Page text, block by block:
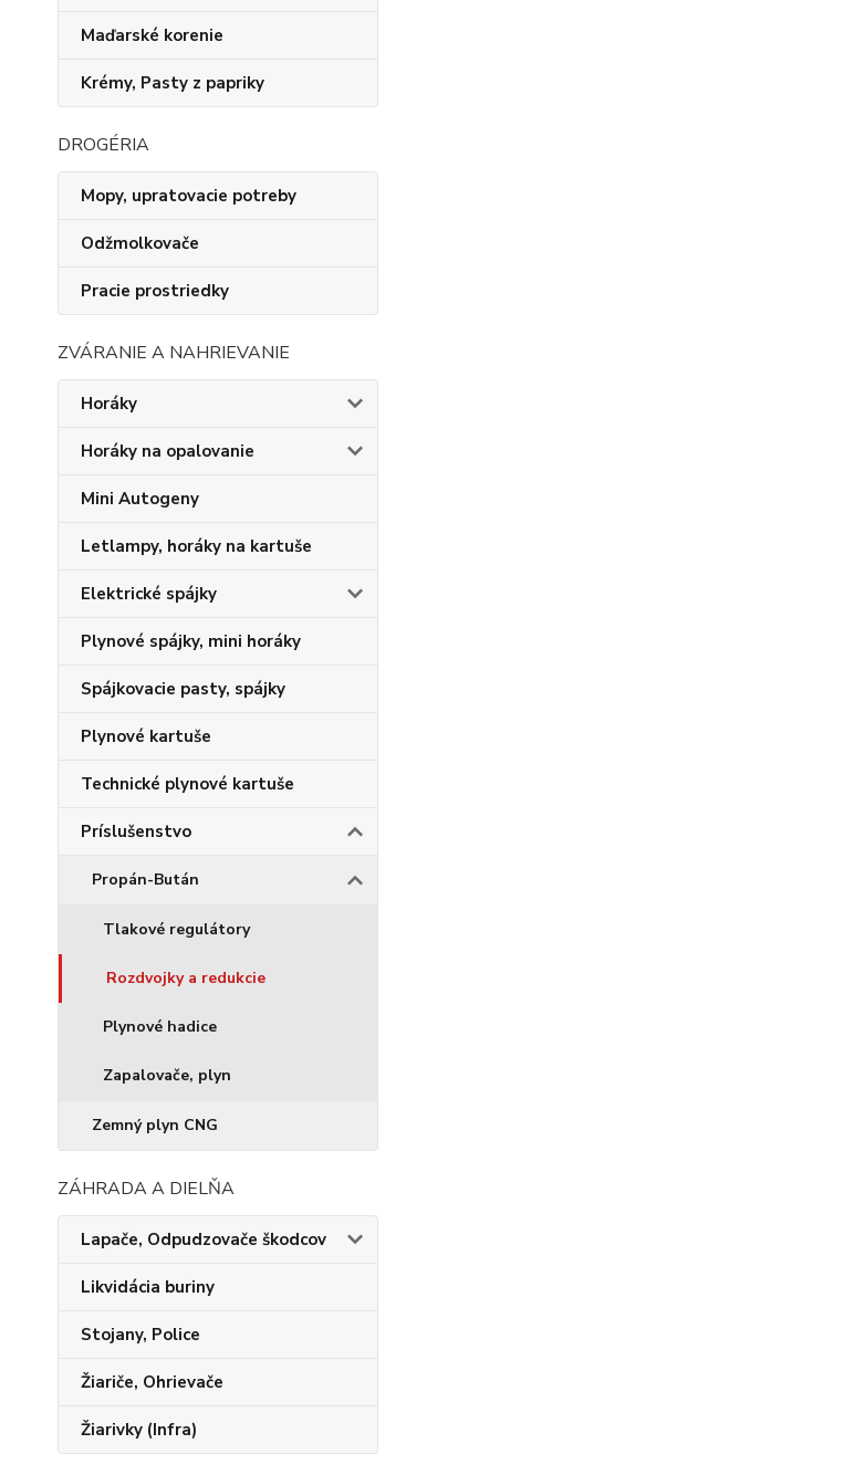
Maďarské korenie
Krémy, Pasty z papriky
DROGÉRIA
Mopy, upratovacie potreby
Odžmolkovače
Pracie prostriedky
ZVÁRANIE A NAHRIEVANIE
Horáky
Horáky na opalovanie
Mini Autogeny
Letlampy, horáky na kartuše
Elektrické spájky
Plynové spájky, mini horáky
Spájkovacie pasty, spájky
Plynové kartuše
Technické plynové kartuše
Príslušenstvo
Propán-Bután
Tlakové regulátory
Rozdvojky a redukcie
Plynové hadice
Zapalovače, plyn
Zemný plyn CNG
ZÁHRADA A DIELŇA
Lapače, Odpudzovače škodcov
Likvidácia buriny
Stojany, Police
Žiariče, Ohrievače
Žiarivky (Infra)